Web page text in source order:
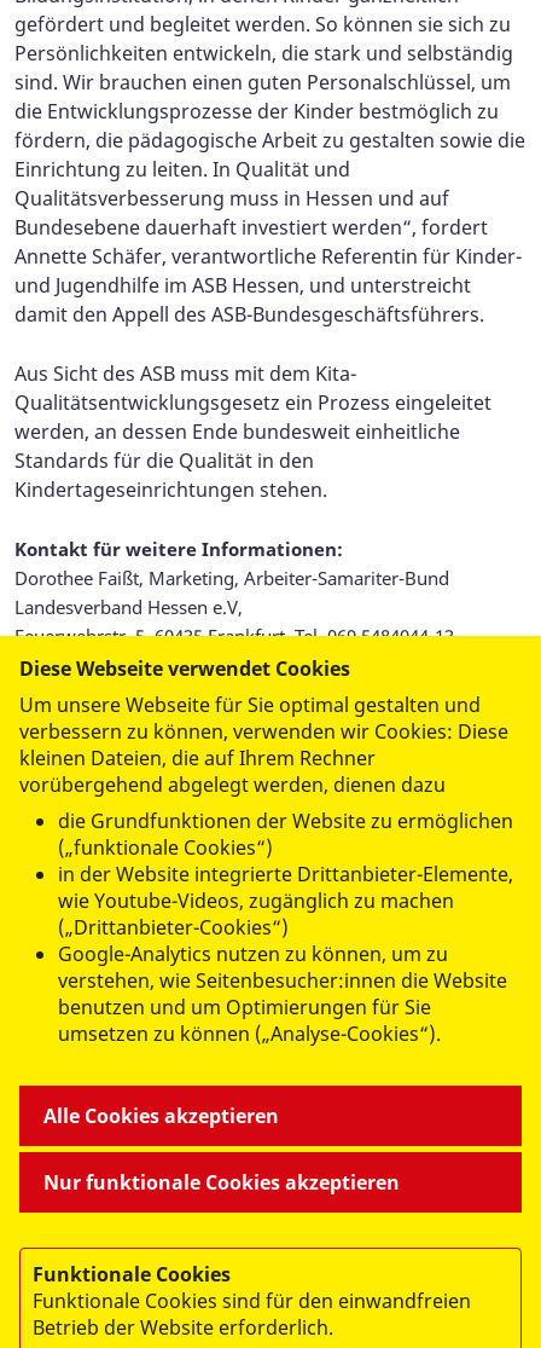
gefördert und begleitet werden. So können sie sich zu
Persönlichkeiten entwickeln, die stark und selbständig
sind. Wir brauchen einen guten Personalschlüssel, um
die Entwicklungsprozesse der Kinder bestmöglich zu
fördern, die pädagogische Arbeit zu gestalten sowie die
Einrichtung zu leiten. In Qualität und
Qualitätsverbesserung muss in Hessen und auf
Bundesebene dauerhaft investiert werden“, fordert
Annette Schäfer, verantwortliche Referentin für Kinder-
und Jugendhilfe im ASB Hessen, und unterstreicht
damit den Appell des ASB-Bundesgeschäftsführers.
Aus Sicht des ASB muss mit dem Kita-
Qualitätsentwicklungsgesetz ein Prozess eingeleitet
werden, an dessen Ende bundesweit einheitliche
Standards für die Qualität in den
Kindertageseinrichtungen stehen.
Kontakt für weitere Informationen:
Dorothee Faißt, Marketing, Arbeiter-Samariter-Bund
Landesverband Hessen e.V,
Feuerwehrstr. 5, 60435 Frankfurt, Tel. 069 5484044-13,
dorothee.faisst@asb-hessen.de
datenschutzkonform mitShariff
© 2026 ASB Landesverband Hessen e.V.
Impressum
Mitarbeiterportal
Webex
Diese Webseite verwendet Cookies
Um unsere Webseite für Sie optimal gestalten und
verbessern zu können, verwenden wir Cookies: Diese
kleinen Dateien, die auf Ihrem Rechner
vorübergehend abgelegt werden, dienen dazu
die Grundfunktionen der Website zu ermöglichen
(„funktionale Cookies“)
in der Website integrierte Drittanbieter-Elemente,
wie Youtube-Videos, zugänglich zu machen
(„Drittanbieter-Cookies“)
Google-Analytics nutzen zu können, um zu
verstehen, wie Seitenbesucher:innen die Website
benutzen und um Optimierungen für Sie
umsetzen zu können („Analyse-Cookies“).
Nur funktionale Cookies akzeptieren
Alle Cookies akzeptieren
Funktionale Cookies
Funktionale Cookies sind für den einwandfreien
Betrieb der Website erforderlich.